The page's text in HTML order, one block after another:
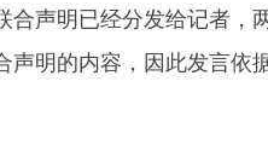
声明已经分发给记者，
声明的内容，因此发言依